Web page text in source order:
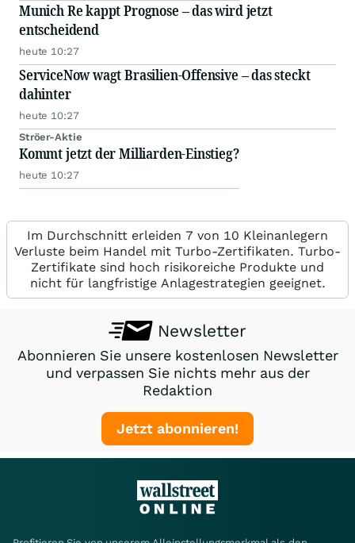
Munich Re kappt Prognose – das wird jetzt
entscheidend
heute 10:27
ServiceNow wagt Brasilien-Offensive – das steckt
dahinter
heute 10:27
Ströer-Aktie
Kommt jetzt der Milliarden-Einstieg?
heute 10:27
Im Durchschnitt erleiden 7 von 10 Kleinanlegern
Verluste beim Handel mit Turbo-Zertifikaten. Turbo-
Zertifikate sind hoch risikoreiche Produkte und
nicht für langfristige Anlagestrategien geeignet.
Newsletter
Abonnieren Sie unsere kostenlosen Newsletter
und verpassen Sie nichts mehr aus der
Redaktion
Jetzt abonnieren!